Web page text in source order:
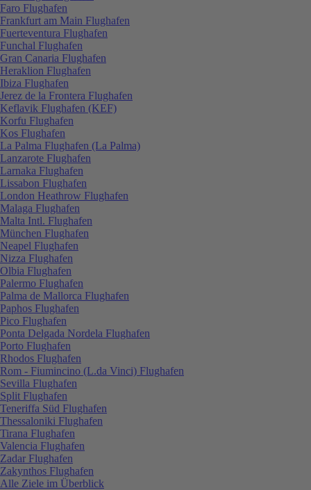
Faro Flughafen
Frankfurt am Main Flughafen
Fuerteventura Flughafen
Funchal Flughafen
Gran Canaria Flughafen
Heraklion Flughafen
Ibiza Flughafen
Jerez de la Frontera Flughafen
Keflavik Flughafen (KEF)
Korfu Flughafen
Kos Flughafen
La Palma Flughafen (La Palma)
Lanzarote Flughafen
Larnaka Flughafen
Lissabon Flughafen
London Heathrow Flughafen
Malaga Flughafen
Malta Intl. Flughafen
München Flughafen
Neapel Flughafen
Nizza Flughafen
Olbia Flughafen
Palermo Flughafen
Palma de Mallorca Flughafen
Paphos Flughafen
Pico Flughafen
Ponta Delgada Nordela Flughafen
Porto Flughafen
Rhodos Flughafen
Rom - Fiumincino (L.da Vinci) Flughafen
Sevilla Flughafen
Split Flughafen
Teneriffa Süd Flughafen
Thessaloniki Flughafen
Tirana Flughafen
Valencia Flughafen
Zadar Flughafen
Zakynthos Flughafen
Alle Ziele im Überblick